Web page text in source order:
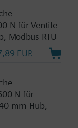
N für Ventile
Modbus RTU
EUR
N für
mm Hub,